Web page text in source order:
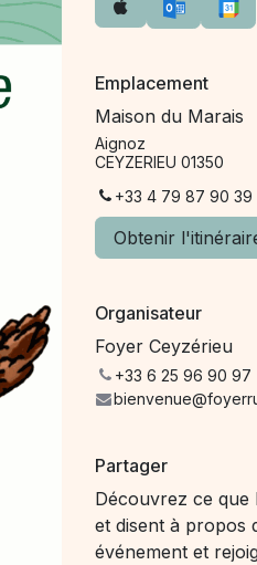
Emplacement
Maison du Marais
Aignoz
CEYZERIEU 01350
+33 4 79 87 90 39
Obtenir
Organisateur
Foyer Ceyzérieu
+33 6 25 96 90 97
Partager
Découvrez ce que
et disent à propos
événement et